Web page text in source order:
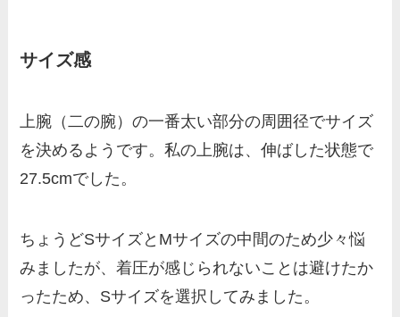
サイズ感
上腕（二の腕）の一番太い部分の周囲径でサイズ
を決めるようです。私の上腕は、伸ばした状態で
27.5cmでした。
ちょうどSサイズとMサイズの中間のため少々悩
みましたが、着圧が感じられないことは避けたか
ったため、Sサイズを選択してみました。